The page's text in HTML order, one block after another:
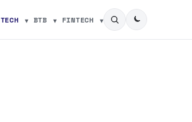
TECH BTB FINTECH